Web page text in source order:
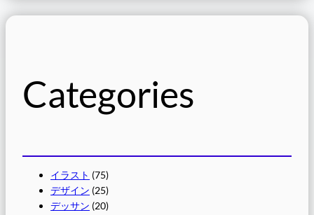
Categories
イラスト (75)
デザイン (25)
デッサン (20)